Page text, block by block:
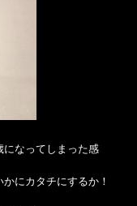
になってしまった感
にカタチにするか！